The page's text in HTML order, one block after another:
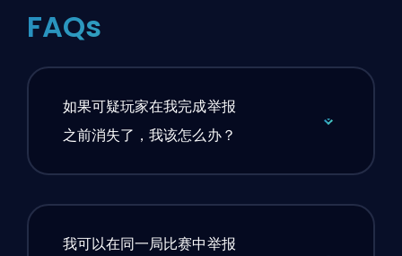
FAQs
如果可疑玩家在我完成举报
之前消失了，我该怎么办？
我可以在同一局比赛中举报